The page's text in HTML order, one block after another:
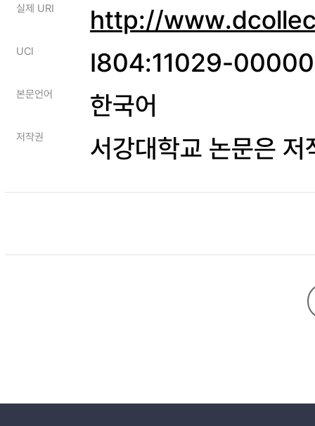
실제 URI http://
UCI I804:11029-
본문언어 한국어
저작권 서강대학교 논문은